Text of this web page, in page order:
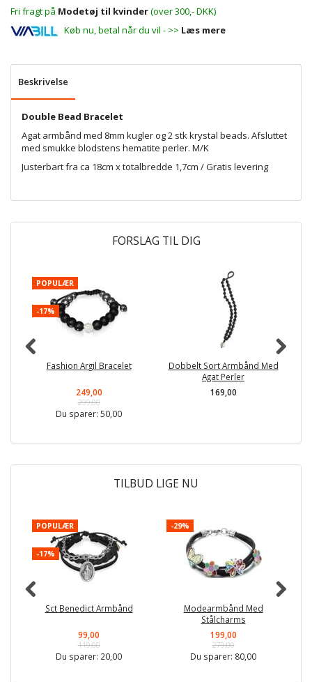
Fri fragt på Modetøj til kvinder(over 300,- DKK)
Køb nu, betal når du vil - >> Læs mere
Beskrivelse
Double Bead Bracelet
Agat armbånd med 8mm kugler og 2 stk krystal beads. Afsluttet
med smukke blodstens hematite perler. M/K
Justerbart fra ca 18cm x totalbredde 1,7cm / Gratis levering
FORSLAG TIL DIG
POPULÆR
-17%
Fashion Argil Bracelet
249,00
299,00
Du sparer: 50,00
Dobbelt Sort Armbånd Med
Agat Perler
169,00
TILBUD LIGE NU
POPULÆR
-17%
Sct Benedict Armbånd
99,00
119,00
Du sparer: 20,00
-29%
Modearmbånd Med
Stålcharms
199,00
279,00
Du sparer: 80,00